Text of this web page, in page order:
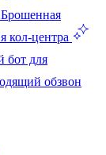
кол‑центра
бот для
обзвон